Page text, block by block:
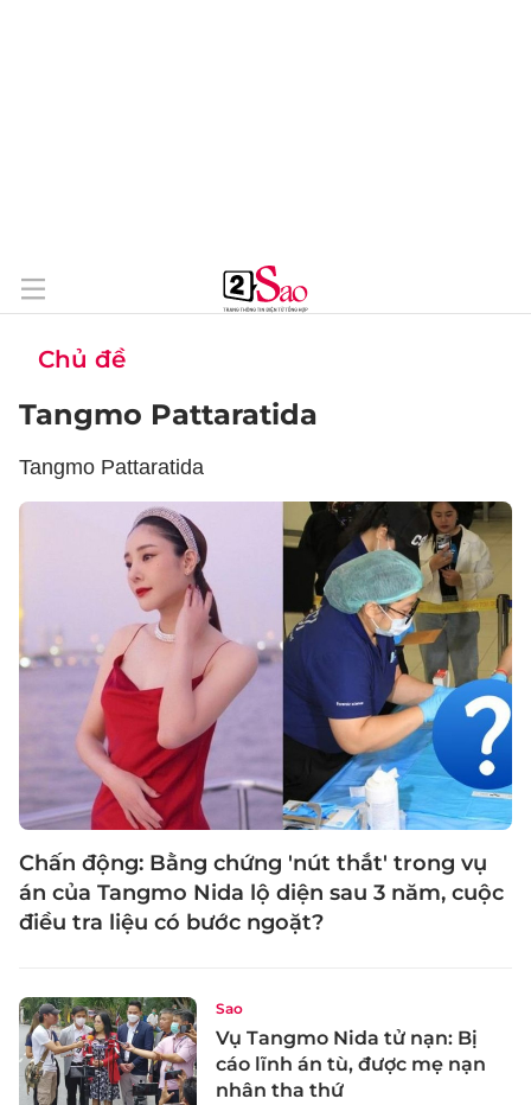
Chủ đề
Tangmo Pattaratida
Tangmo Pattaratida
Chấn động: Bằng chứng 'nút thắt' trong vụ
án của Tangmo Nida lộ diện sau 3 năm, cuộc
điều tra liệu có bước ngoặt?
Sao
Vụ Tangmo Nida tử nạn: Bị
cáo lĩnh án tù, được mẹ nạn
nhân tha thứ